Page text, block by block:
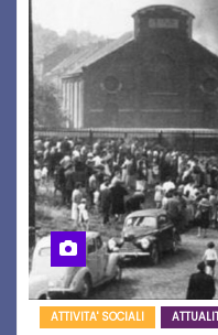
ATTIVITA' SOCIALI